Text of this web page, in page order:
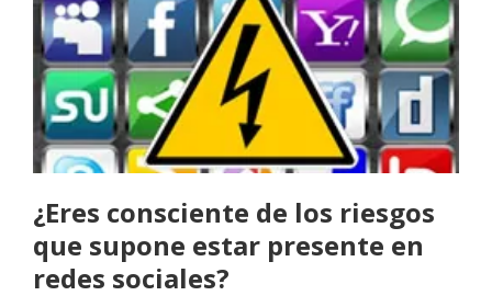
¿Eres consciente de los riesgos
que supone estar presente en
redes sociales?